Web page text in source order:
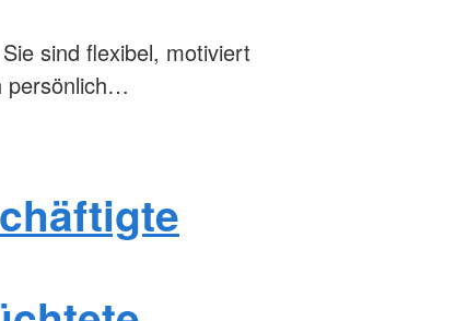
sind flexibel, motiviert
persönlich…